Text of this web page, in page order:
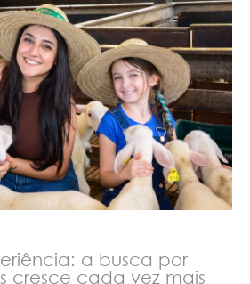
a busca por
cresce cada vez mais